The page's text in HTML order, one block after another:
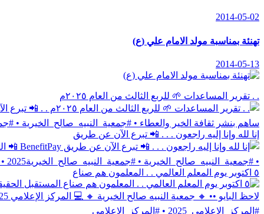
2014-05-02
تهنئة بمناسبة مولد الامام علي (ع)
2014-05-13
. . تقرير المساعدات 🌱 للربع الثالث من العام ٢٠٢٥م
إنا لله وإنا إليه راجعون . . . 📲 تبرع الآن عن طريق
٥ اكتوبر يوم المعلم العالمي . . المعلمون هم صناع